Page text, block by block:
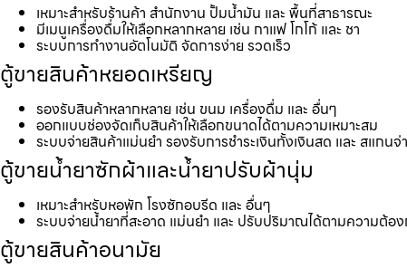
เหมาะสำหรับร้านค้า สำนักงาน ปั้มน้ำมัน และ พื้นที่สาธารณะ
มีเมนูเครื่องดื่มให้เลือกหลากหลาย เช่น กาแฟ โกโก้ และ ชา
ระบบการทำงานอัตโนมัติ จัดการง่าย รวดเร็ว
ตู้ขายสินค้าหยอดเหรียญ
รองรับสินค้าหลากหลาย เช่น ขนม เครื่องดื่ม และ อื่นๆ
ออกแบบช่องจัดเก็บสินค้าให้เลือกขนาดได้ตามความเหมาะสม
ระบบจ่ายสินค้าแม่นยำ รองรับการชำระเงินทั้งเงินสด และ สแกนจ่
ตู้ขายน้ำยาซักผ้าและน้ำยาปรับผ้านุ่ม
เหมาะสำหรับหอพัก โรงซักอบรีด และ อื่นๆ
ระบบจ่ายน้ำยาที่สะอาด แม่นยำ และ ปรับปริมาณได้ตามความต้อง
ตู้ขายสินค้าอนามัย